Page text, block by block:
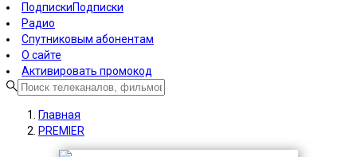
ПодпискиПодписки
Радио
Спутниковым абонентам
О сайте
Активировать промокод
Главная
PREMIER